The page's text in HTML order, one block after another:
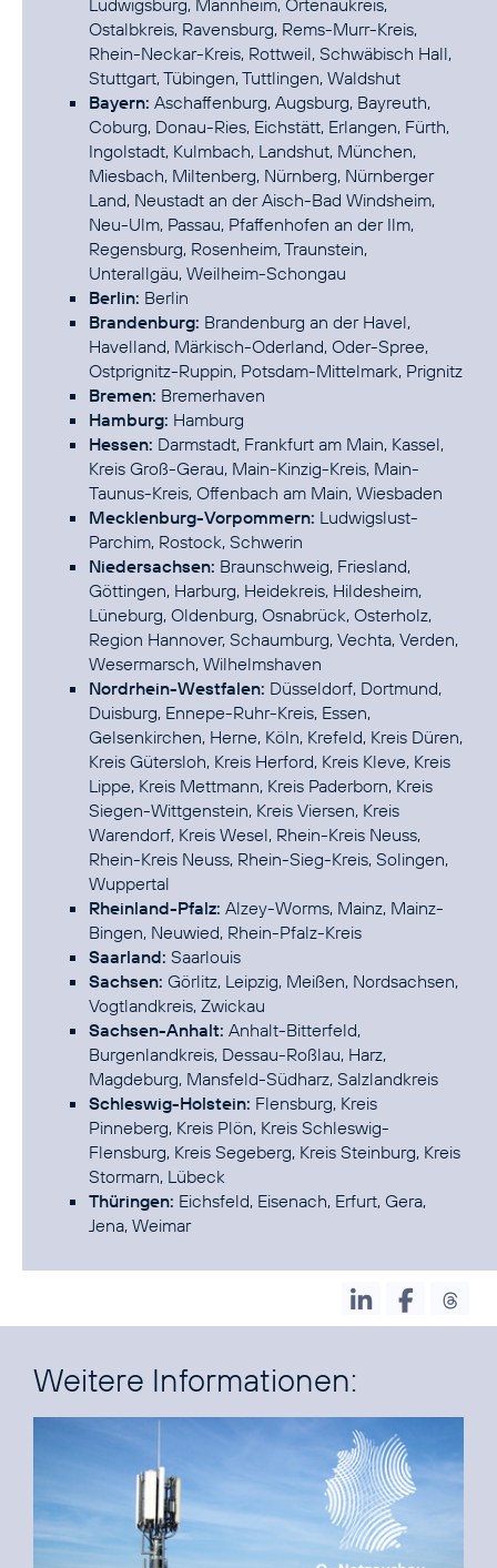
Ludwigsburg, Mannheim, Ortenaukreis,
Ostalbkreis, Ravensburg, Rems-Murr-Kreis,
Rhein-Neckar-Kreis, Rottweil, Schwäbisch Hall,
Stuttgart, Tübingen, Tuttlingen, Waldshut
Bayern: Aschaffenburg, Augsburg, Bayreuth,
Coburg, Donau-Ries, Eichstätt, Erlangen, Fürth,
Ingolstadt, Kulmbach, Landshut, München,
Miesbach, Miltenberg, Nürnberg, Nürnberger
Land, Neustadt an der Aisch-Bad Windsheim,
Neu-Ulm, Passau, Pfaffenhofen an der Ilm,
Regensburg, Rosenheim, Traunstein,
Unterallgäu, Weilheim-Schongau
Berlin: Berlin
Brandenburg: Brandenburg an der Havel,
Havelland, Märkisch-Oderland, Oder-Spree,
Ostprignitz-Ruppin, Potsdam-Mittelmark, Prignitz
Bremen: Bremerhaven
Hamburg: Hamburg
Hessen: Darmstadt, Frankfurt am Main, Kassel,
Kreis Groß-Gerau, Main-Kinzig-Kreis, Main-
Taunus-Kreis, Offenbach am Main, Wiesbaden
Mecklenburg-Vorpommern: Ludwigslust-
Parchim, Rostock, Schwerin
Niedersachsen: Braunschweig, Friesland,
Göttingen, Harburg, Heidekreis, Hildesheim,
Lüneburg, Oldenburg, Osnabrück, Osterholz,
Region Hannover, Schaumburg, Vechta, Verden,
Wesermarsch, Wilhelmshaven
Nordrhein-Westfalen: Düsseldorf, Dortmund,
Duisburg, Ennepe-Ruhr-Kreis, Essen,
Gelsenkirchen, Herne, Köln, Krefeld, Kreis Düren,
Kreis Gütersloh, Kreis Herford, Kreis Kleve, Kreis
Lippe, Kreis Mettmann, Kreis Paderborn, Kreis
Siegen-Wittgenstein, Kreis Viersen, Kreis
Warendorf, Kreis Wesel, Rhein-Kreis Neuss,
Rhein-Kreis Neuss, Rhein-Sieg-Kreis, Solingen,
Wuppertal
Rheinland-Pfalz: Alzey-Worms, Mainz, Mainz-
Bingen, Neuwied, Rhein-Pfalz-Kreis
Saarland: Saarlouis
Sachsen: Görlitz, Leipzig, Meißen, Nordsachsen,
Vogtlandkreis, Zwickau
Sachsen-Anhalt: Anhalt-Bitterfeld,
Burgenlandkreis, Dessau-Roßlau, Harz,
Magdeburg, Mansfeld-Südharz, Salzlandkreis
Schleswig-Holstein: Flensburg, Kreis
Pinneberg, Kreis Plön, Kreis Schleswig-
Flensburg, Kreis Segeberg, Kreis Steinburg, Kreis
Stormarn, Lübeck
Thüringen: Eichsfeld, Eisenach, Erfurt, Gera,
Weitere Informationen: